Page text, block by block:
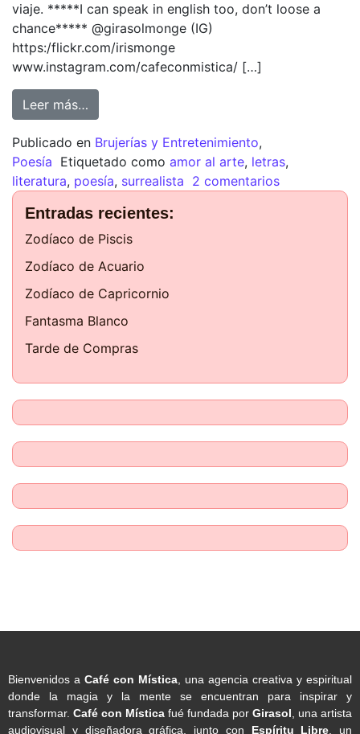
viaje. *****I can speak in english too, don’t loose a
chance***** @girasolmonge (IG)
https:/flickr.com/irismonge
www.instagram.com/cafeconmistica/ […]
Leer más…
Publicado en Brujerías y Entretenimiento,
Poesía Etiquetado como amor al arte, letras,
literatura, poesía, surrealista 2 comentarios
Entradas recientes:
Zodíaco de Piscis
Zodíaco de Acuario
Zodíaco de Capricornio
Fantasma Blanco
Tarde de Compras
Bienvenidos a Café con Mística, una agencia creativa y espiritual
donde la magia y la mente se encuentran para inspirar y
transformar. Café con Mística fué fundada por Girasol, una artista
audiovisual y diseñadora gráfica, junto con Espíritu Libre, un